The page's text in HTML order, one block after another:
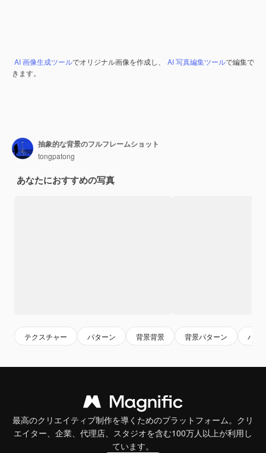
AI 画像生成ツールでオリジナル画像を作成し、 AI 写真編集ツールで編集で
きます。
抽象的な背景のフルフレームショット
tongpatong
あなたにおすすめの写真
テクスチャー パターン 背景背景 背景パターン バン
最高のクリエイティブ制作を導くためのプラットフォーム。クリ
エイター、企業、代理店、スタジオを含む100万人以上が利用し
ています。